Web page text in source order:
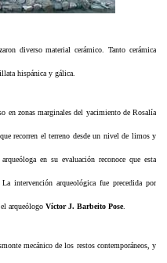
diverso material cerámico. Tanto cerámica
hispánica y gálica.
en zonas marginales del yacimiento de Rosalía
recorren el terreno desde un nivel de limos y
en su evaluación reconoce que esta
intervención arqueológica fue precedida por
arqueólogo Víctor J. Barbeito Pose.
mecánico de los restos contemporáneos, y